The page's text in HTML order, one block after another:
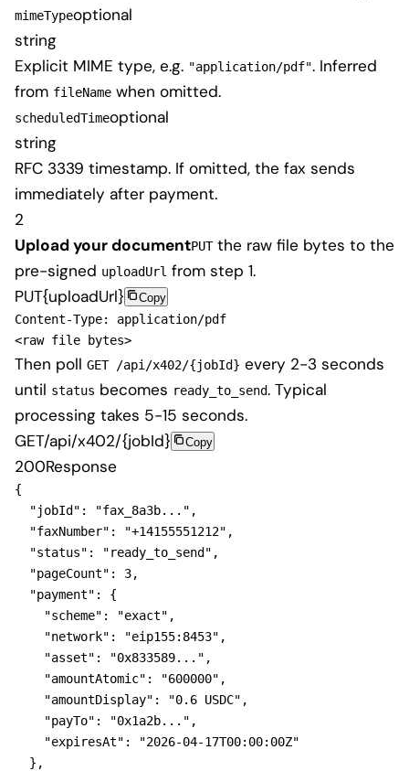
mimeTypeoptional
string
Explicit MIME type, e.g. "application/pdf". Inferred
from fileName when omitted.
scheduledTimeoptional
string
RFC 3339 timestamp. If omitted, the fax sends
immediately after payment.
2
Upload your documentPUTthe raw file bytes to the
pre-signed uploadUrl from step 1.
PUT{uploadUrl} Copy
Content-Type: application/pdf
<raw file bytes>
Then poll GET /api/x402/{jobId} every 2-3 seconds
until status becomes ready_to_send. Typical
processing takes 5-15 seconds.
GET/api/x402/{jobId} Copy
200Response
{
"jobId" : "fax_8a3b..." ,
"faxNumber" : "+14155551212" ,
"status" : "ready_to_send" ,
"pageCount" : 3,
"payment" : {
"scheme" : "exact" ,
"network" : "eip155:8453" ,
"asset" : "0x833589..." ,
"amountAtomic" : "600000" ,
"amountDisplay" : "0.6 USDC" ,
"payTo" : "0x1a2b..." ,
"expiresAt" :
"2026-04-17T00:00:00Z"
} ,